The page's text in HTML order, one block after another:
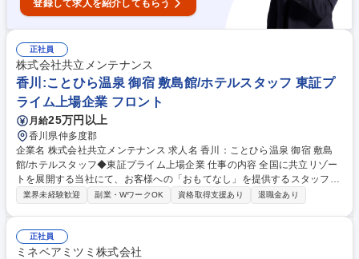
登録して求人を紹介してもらう
正社員
株式会社共立メンテナンス
香川:ことひら温泉 御宿 敷島館/ホテルスタッフ 東証プ
ライム上場企業 フロント
月給25万円以上
香川県仲多度郡
企業名 株式会社共立メンテナンス 求人名 香川：ことひら温泉 御宿 敷島
館/ホテルスタッフ◆東証プライム上場企業 仕事の内容 全国に共立リゾー
トを展開する当社にて、お客様への「おもてなし」を提供するスタッフを
募集します。【フロント】■接客対応（チェックイン、チェックアウト、
ップ 【予約販売/総務経理】データ入力・管理、電話対応／ホテルシステ
ムによる予約受付、売上・入金処理 【施設管理】客室及び共用部、温浴施
業界未経験歓迎 副業・WワークOK 資格取得支援あり 退職金あり
正社員
ミネベアミツミ株式会社